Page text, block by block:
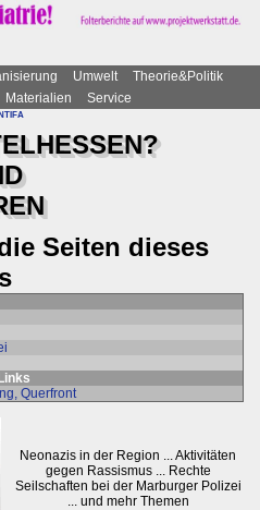
Umwelt
Theorie&Politik
Materialien
Service
Seiten dieses
Querfront
Neonazis in der Region ... Aktivitäten
gegen Rassismus ... Rechte
Seilschaften bei der Marburger Polizei
... und mehr Themen